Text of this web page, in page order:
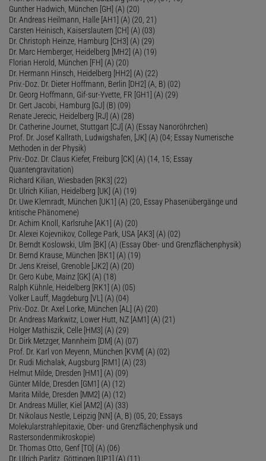
Gunther Hadwich, München [GH] (A) (20)
Dr. Andreas Heilmann, Halle [AH1] (A) (20, 21)
Carsten Heinisch, Kaiserslautern [CH] (A) (03)
Dr. Christoph Heinze, Hamburg [CH3] (A) (29)
Dr. Marc Hemberger, Heidelberg [MH2] (A) (19)
Florian Herold, München [FH] (A) (20)
Dr. Hermann Hinsch, Heidelberg [HH2] (A) (22)
Priv.-Doz. Dr. Dieter Hoffmann, Berlin [DH2] (A, B) (02)
Dr. Georg Hoffmann, Gif-sur-Yvette, FR [GH1] (A) (29)
Dr. Gert Jacobi, Hamburg [GJ] (B) (09)
Renate Jerecic, Heidelberg [RJ] (A) (28)
Dr. Catherine Journet, Stuttgart [CJ] (A) (Essay Nanoröhrchen)
Prof. Dr. Josef Kallrath, Ludwigshafen, [JK] (A) (04; Essay Numerische
Methoden in der Physik)
Priv.-Doz. Dr. Claus Kiefer, Freiburg [CK] (A) (14, 15; Essay
Quantengravitation)
Richard Kilian, Wiesbaden [RK3] (22)
Dr. Ulrich Kilian, Heidelberg [UK] (A) (19)
Dr. Uwe Klemradt, München [UK1] (A) (20, Essay Phasenübergänge und
kritische Phänomene)
Dr. Achim Knoll, Karlsruhe [AK1] (A) (20)
Dr. Alexei Kojevnikov, College Park, USA [AK3] (A) (02)
Dr. Berndt Koslowski, Ulm [BK] (A) (Essay Ober- und Grenzflächenphysik)
Dr. Bernd Krause, München [BK1] (A) (19)
Dr. Jens Kreisel, Grenoble [JK2] (A) (20)
Dr. Gero Kube, Mainz [GK] (A) (18)
Ralph Kühnle, Heidelberg [RK1] (A) (05)
Volker Lauff, Magdeburg [VL] (A) (04)
Priv.-Doz. Dr. Axel Lorke, München [AL] (A) (20)
Dr. Andreas Markwitz, Lower Hutt, NZ [AM1] (A) (21)
Holger Mathiszik, Celle [HM3] (A) (29)
Dr. Dirk Metzger, Mannheim [DM] (A) (07)
Prof. Dr. Karl von Meyenn, München [KVM] (A) (02)
Dr. Rudi Michalak, Augsburg [RM1] (A) (23)
Helmut Milde, Dresden [HM1] (A) (09)
Günter Milde, Dresden [GM1] (A) (12)
Marita Milde, Dresden [MM2] (A) (12)
Dr. Andreas Müller, Kiel [AM2] (A) (33)
Dr. Nikolaus Nestle, Leipzig [NN] (A, B) (05, 20; Essays
Molekularstrahlepitaxie, Ober- und Grenzflächenphysik und
Rastersondenmikroskopie)
Dr. Thomas Otto, Genf [TO] (A) (06)
Dr. Ulrich Parlitz, Göttingen [UP1] (A) (11)